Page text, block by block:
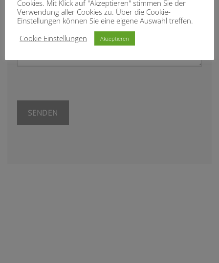
Cookies. Mit Klick auf "Akzeptieren" stimmen Sie der
Verwendung aller Cookies zu. Über die Cookie-
Einstellungen können Sie eine eigene Auswahl treffen.
Cookie Einstellungen
Akzeptieren